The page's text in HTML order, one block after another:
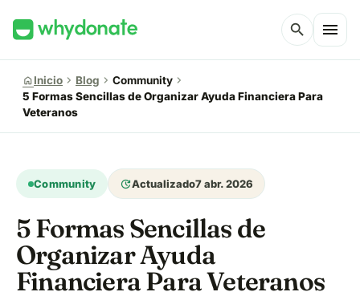
search menu
homeInicio chevron_right Blog chevron_right Community chevron_right
5 Formas Sencillas de Organizar Ayuda Financiera Para
Veteranos
Community updateActualizado7 abr. 2026
5 Formas Sencillas de
Organizar Ayuda
Financiera Para Veteranos